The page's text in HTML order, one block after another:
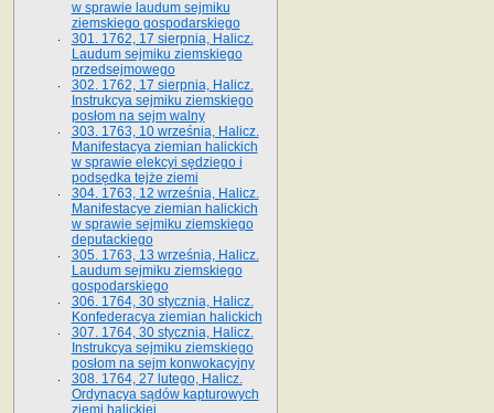
w sprawie laudum sejmiku
ziemskiego gospodarskiego
301. 1762, 17 sierpnia, Halicz.
Laudum sejmiku ziemskiego
przedsejmowego
302. 1762, 17 sierpnia, Halicz.
Instrukcya sejmiku ziemskiego
posłom na sejm walny
303. 1763, 10 września, Halicz.
Manifestacya ziemian halickich
w sprawie elekcyi sędziego i
podsędka tejże ziemi
304. 1763, 12 września, Halicz.
Manifestacye ziemian halickich
w sprawie sejmiku ziemskiego
deputackiego
305. 1763, 13 września, Halicz.
Laudum sejmiku ziemskiego
gospodarskiego
306. 1764, 30 stycznia, Halicz.
Konfederacya ziemian halickich
307. 1764, 30 stycznia, Halicz.
Instrukcya sejmiku ziemskiego
posłom na sejm konwokacyjny
308. 1764, 27 lutego, Halicz.
Ordynacya sądów kapturowych
ziemi halickiej